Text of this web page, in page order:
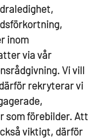
inom
via vår
Vi vill
rekryterar vi
som förebilder. Att
viktigt, därför